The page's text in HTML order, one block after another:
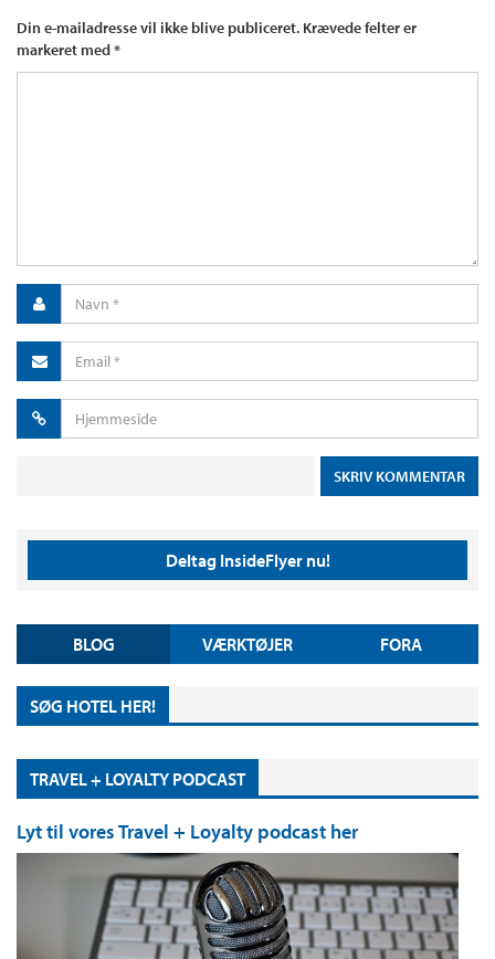
Din e-mailadresse vil ikke blive publiceret. Krævede felter er
markeret med*
Deltag InsideFlyer nu!
BLOG VÆRKTØJER FORA
SØG HOTEL HER!
TRAVEL + LOYALTY PODCAST
Lyt til vores Travel + Loyalty podcast her